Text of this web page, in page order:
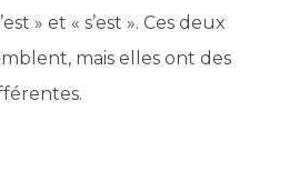
» et « s’est ». Ces deux
mais elles ont des